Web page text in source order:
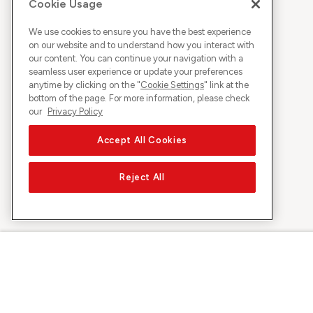
Cookie Usage
We use cookies to ensure you have the best experience
on our website and to understand how you interact with
our content. You can continue your navigation with a
seamless user experience or update your preferences
anytime by clicking on the "Cookie Settings" link at the
bottom of the page. For more information, please check
our Privacy Policy
Accept All Cookies
Reject All